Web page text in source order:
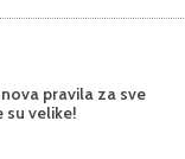
pravila za sve
su velike!